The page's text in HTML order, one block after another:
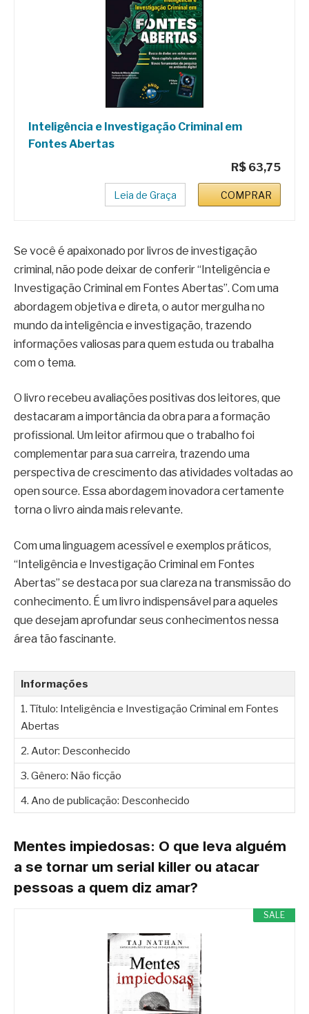
Inteligência e Investigação Criminal em
Fontes Abertas
R$ 63,75
Leia de Graça COMPRAR
Se você é apaixonado por livros de investigação
criminal, não pode deixar de conferir “Inteligência e
Investigação Criminal em Fontes Abertas”. Com uma
abordagem objetiva e direta, o autor mergulha no
mundo da inteligência e investigação, trazendo
informações valiosas para quem estuda ou trabalha
com o tema.
O livro recebeu avaliações positivas dos leitores, que
destacaram a importância da obra para a formação
profissional. Um leitor afirmou que o trabalho foi
complementar para sua carreira, trazendo uma
perspectiva de crescimento das atividades voltadas ao
open source. Essa abordagem inovadora certamente
torna o livro ainda mais relevante.
Com uma linguagem acessível e exemplos práticos,
“Inteligência e Investigação Criminal em Fontes
Abertas” se destaca por sua clareza na transmissão do
conhecimento. É um livro indispensável para aqueles
que desejam aprofundar seus conhecimentos nessa
área tão fascinante.
Informações
1. Título: Inteligência e Investigação Criminal em Fontes
Abertas
2. Autor: Desconhecido
3. Gênero: Não ficção
4. Ano de publicação: Desconhecido
Mentes impiedosas: O que leva alguém
a se tornar um serial killer ou atacar
pessoas a quem diz amar?
SALE